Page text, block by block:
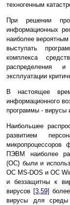
техногенным
При решении
информационных
наиболее
выступать
комплекса
распределения
эксплуатации
В настоящее
информационного
программы - вирусы
Наибольшее
развитием
ПЭВМ наиболее
(ОС) были и
ОС MS-DOS и ОС
и беззащитны к
вирусов [3,59]
вирусы для среды